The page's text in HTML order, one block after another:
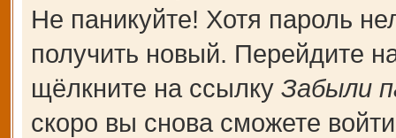
Не паникуйте! Хотя пароль
получить новый. Перейдите
щёлкните на ссылку Забыли
скоро вы снова сможете